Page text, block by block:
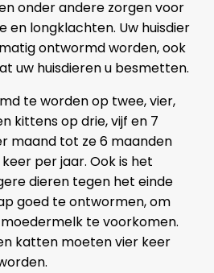
onder andere zorgen voor
en longklachten. Uw huisdier
ontwormd worden, ook
uw huisdieren u besmetten.
te worden op twee, vier,
kittens op drie, vijf en 7
maand tot ze 6 maanden
per jaar. Ook is het
dieren tegen het einde
goed te ontwormen, om
te voorkomen.
katten moeten vier keer